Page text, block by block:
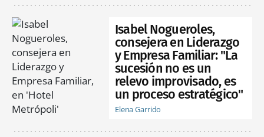
Isabel Nogueroles,
consejera en Liderazgo
y Empresa Familiar: "La
sucesión no es un
relevo improvisado, es
un proceso estratégico"
Elena Garrido